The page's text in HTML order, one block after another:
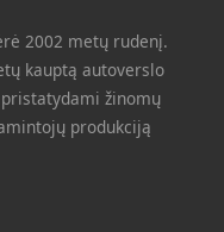
2002 metų rudenį.
kauptą autoverslo
žinomų
produkciją